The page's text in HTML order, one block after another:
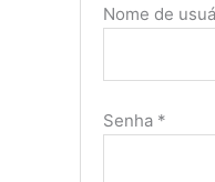
Nome de
Senha *